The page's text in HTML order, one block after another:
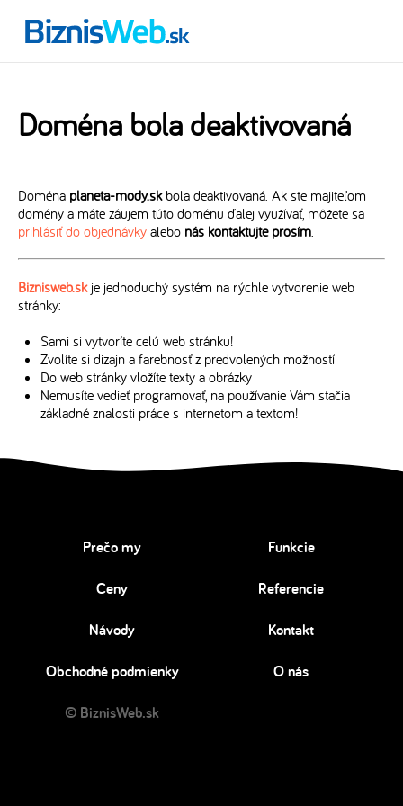
Doména bola deaktivovaná
Doména planeta-mody.skbola deaktivovaná. Ak ste majiteľom
domény a máte záujem túto doménu ďalej využívať, môžete sa
prihlásiť do objednávky alebo nás kontaktujte prosím.
Biznisweb.skje jednoduchý systém na rýchle vytvorenie web
stránky:
Sami si vytvoríte celú web stránku!
Zvolíte si dizajn a farebnosť z predvolených možností
Do web stránky vložíte texty a obrázky
Nemusíte vedieť programovať, na používanie Vám stačia
základné znalosti práce s internetom a textom!
Prečo my Funkcie
Ceny Referencie
Návody Kontakt
Obchodné podmienky O nás
© BiznisWeb.sk